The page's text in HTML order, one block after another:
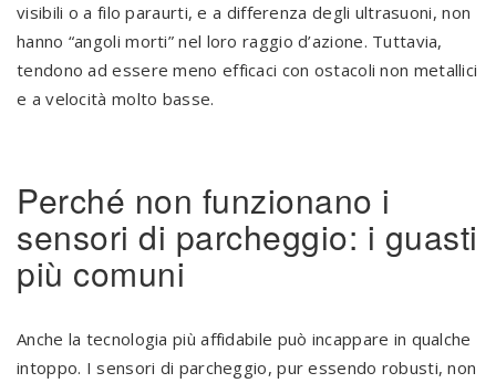
visibili o a filo paraurti, e a differenza degli ultrasuoni, non
hanno “angoli morti” nel loro raggio d’azione. Tuttavia,
tendono ad essere meno efficaci con ostacoli non metallici
e a velocità molto basse.
Perché non funzionano i
sensori di parcheggio: i guasti
più comuni
Anche la tecnologia più affidabile può incappare in qualche
intoppo. I sensori di parcheggio, pur essendo robusti, non